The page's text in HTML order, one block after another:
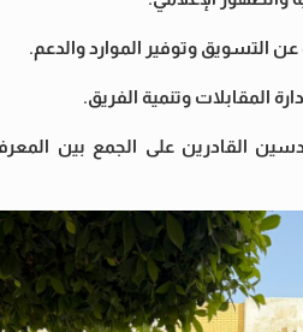
القادرين على الجمع بين